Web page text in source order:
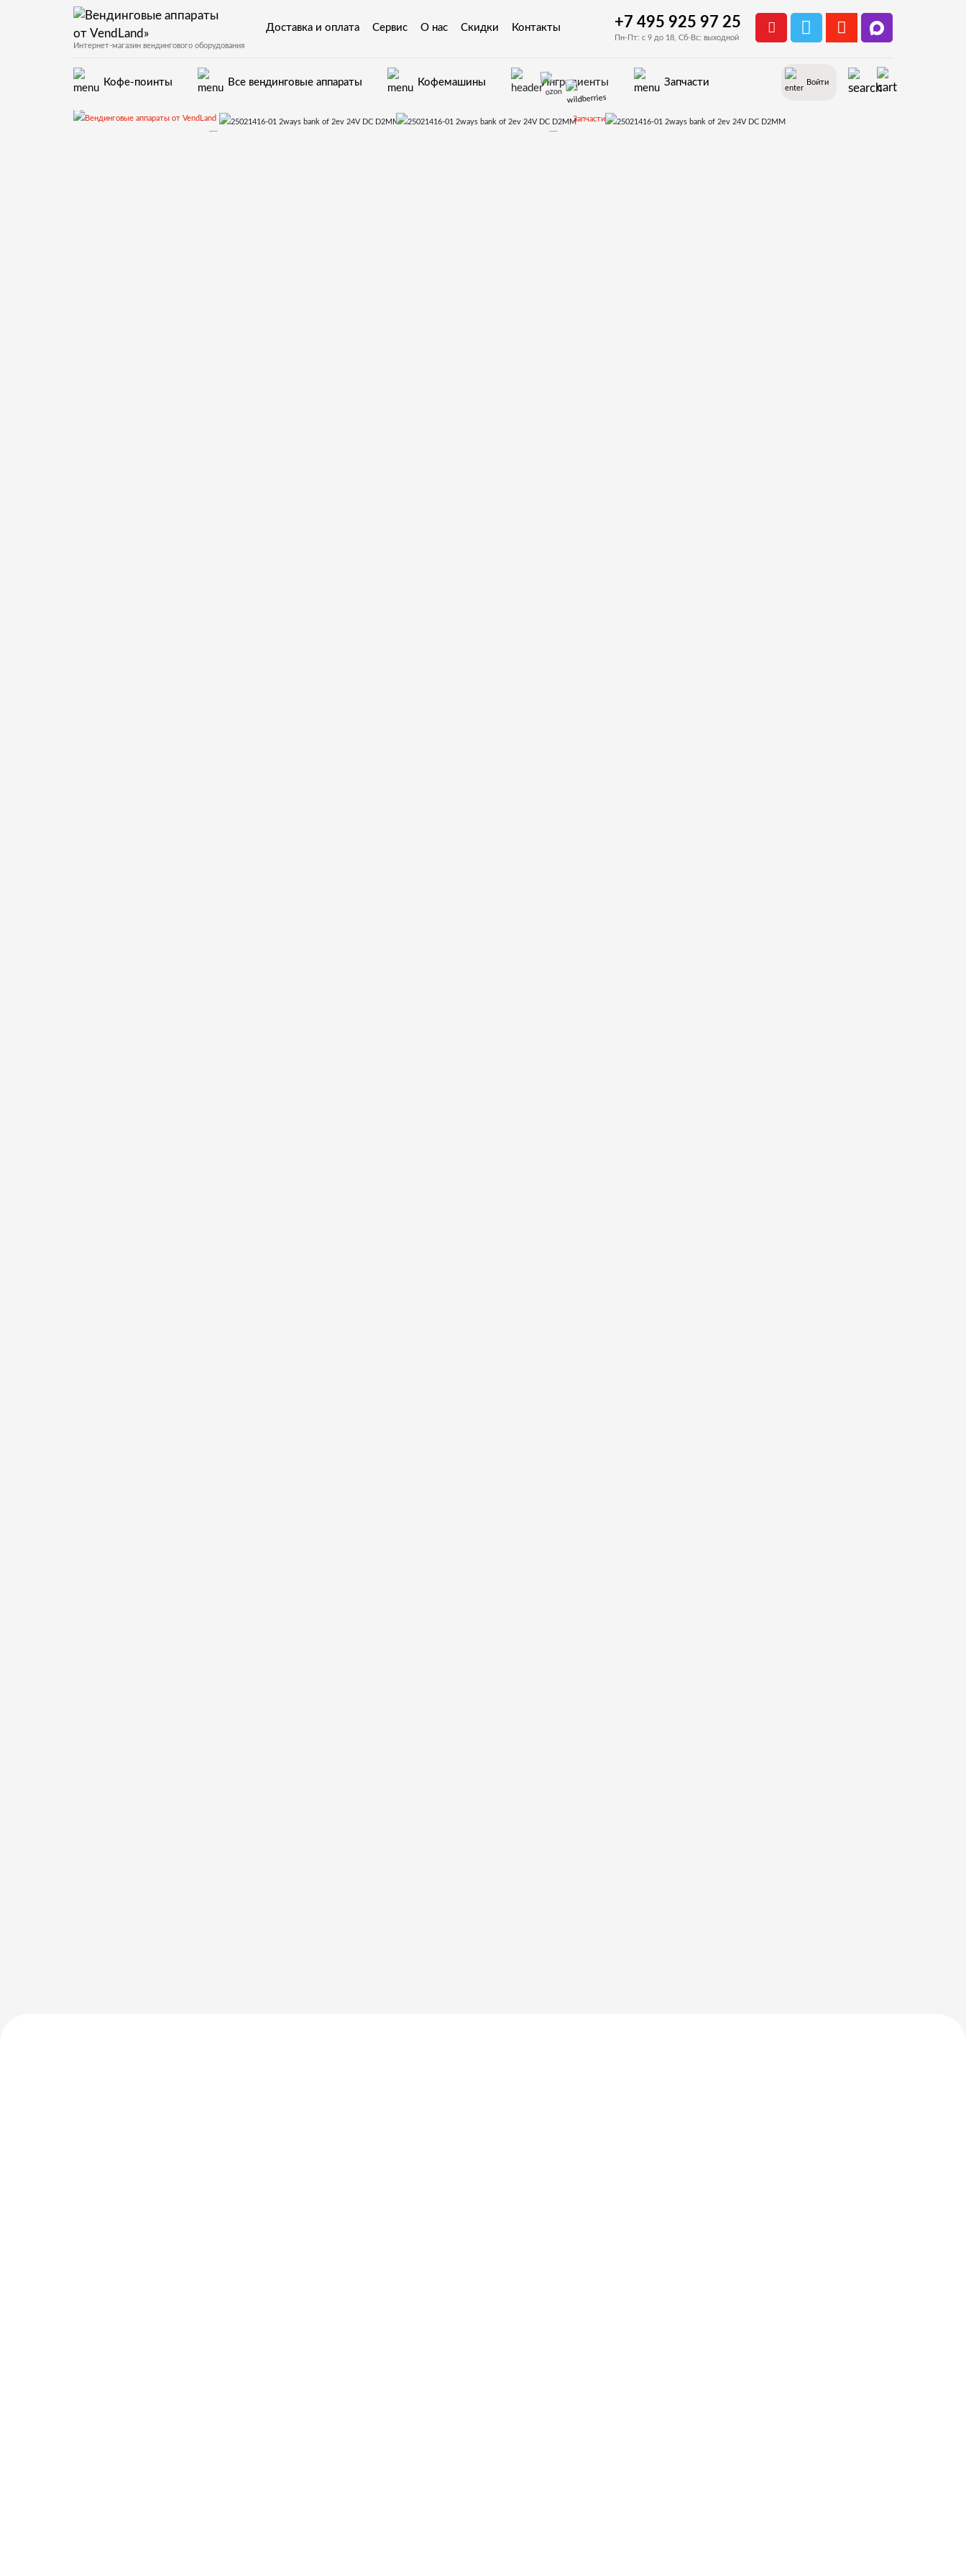
Интернет-магазин вендингового оборудования
Доставка и оплата Сервис О нас Скидки Контакты +7 495 925 97 25
Пн-Пт: с 9 до 18, Сб-Вс: выходной
Кофе-поинты Все вендинговые аппараты Кофемашины Ингредиенты Запчасти Войти
Запчасти